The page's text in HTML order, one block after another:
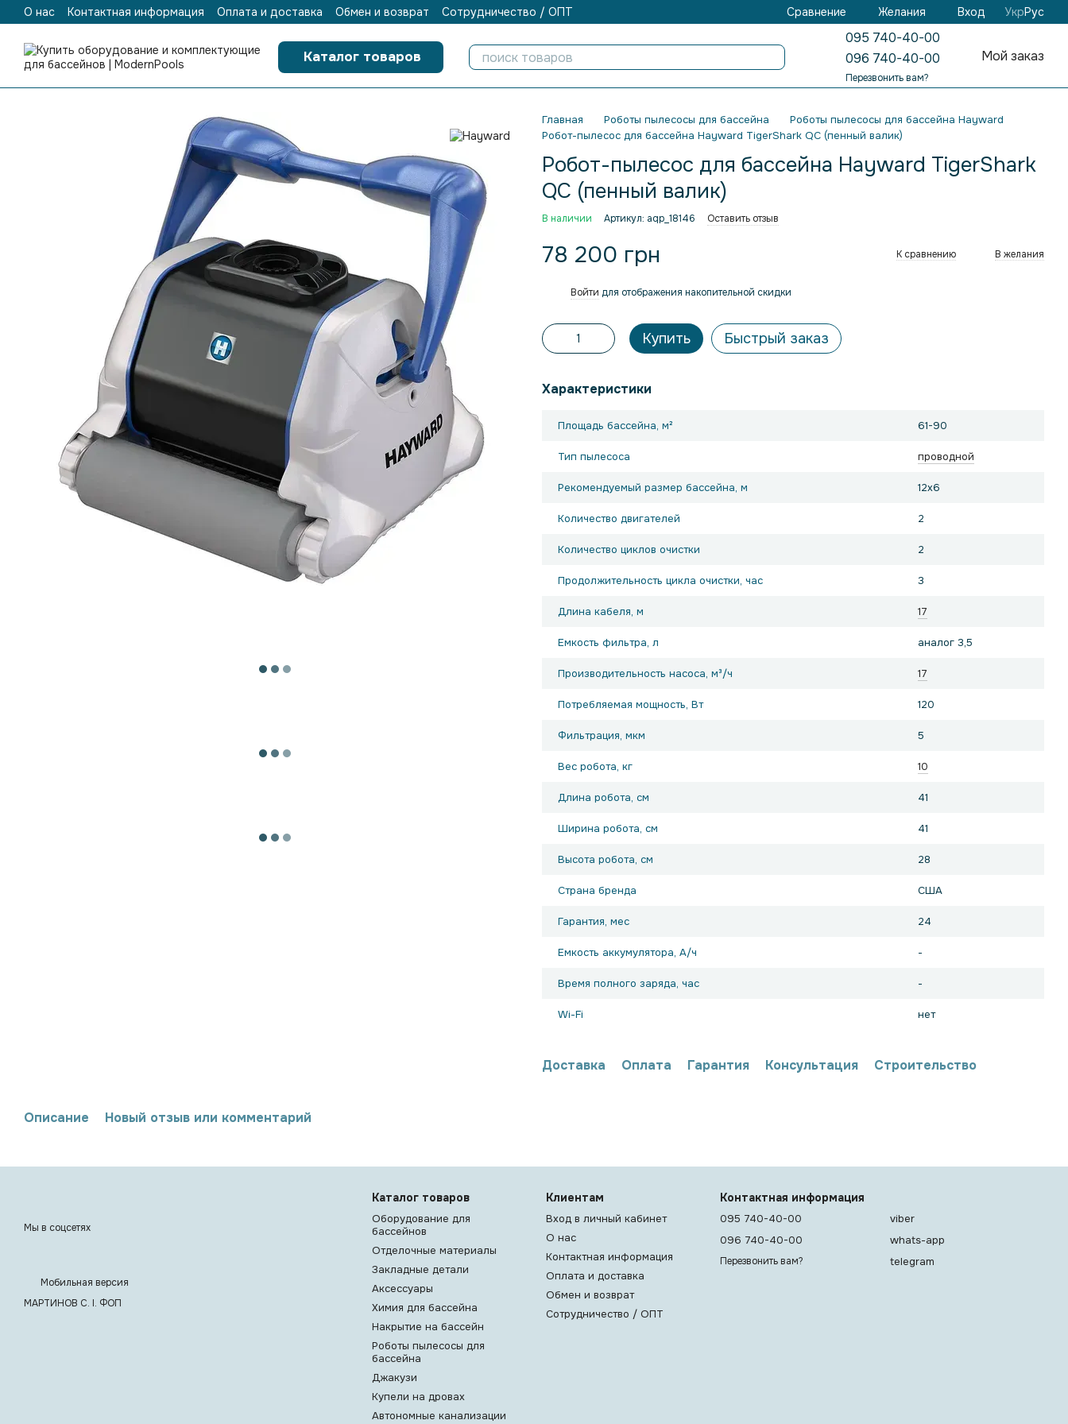
Перейти к основному контенту
О нас Контактная информация Оплата и доставка Обмен и возврат Сотрудничество / ОПТ Сравнение Желания Вход УкрРус
Каталог товаров
095 740-40-00
096 740-40-00
Перезвонить вам?
Мой заказ
Главная Роботы пылесосы для бассейна
Роботы пылесосы для бассейна Hayward
Робот-пылесос для бассейна Hayward TigerShark QC (пенный валик)
Робот-пылесос для бассейна Hayward TigerShark
QC (пенный валик)
В наличии Артикул: aqp_18146 Оставить отзыв
78 200 грн К сравнению В желания
Войти для отображения накопительной скидки
Купить Быстрый заказ
Характеристики
Площадь бассейна, м² 61-90
Тип пылесоса проводной
Рекомендуемый размер бассейна, м 12x6
Количество двигателей 2
Количество циклов очистки 2
Продолжительность цикла очистки, час 3
Длина кабеля, м 17
Емкость фильтра, л аналог 3,5
Производительность насоса, м³/ч 17
Потребляемая мощность, Вт 120
Фильтрация, мкм 5
Вес робота, кг 10
Длина робота, см 41
Ширина робота, см 41
Высота робота, см 28
Страна бренда США
Гарантия, мес 24
Емкость аккумулятора, А/ч -
Время полного заряда, час -
Wi-Fi нет
Доставка Оплата Гарантия Консультация Строительство
Описание Новый отзыв или комментарий
Мы в соцсетях
Мобильная версия
МАРТИНОВ С. I. ФОП
Каталог товаров
Оборудование для
бассейнов
Отделочные материалы
Закладные детали
Аксессуары
Химия для бассейна
Накрытие на бассейн
Роботы пылесосы для
бассейна
Джакузи
Купели на дровах
Автономные канализации
Клиентам
Вход в личный кабинет
О нас
Контактная информация
Оплата и доставка
Обмен и возврат
Сотрудничество / ОПТ
Контактная информация
095 740-40-00
096 740-40-00
Перезвонить вам?
viber
whats-app
telegram